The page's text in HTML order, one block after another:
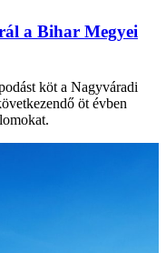
a Bihar Megyei
köt a Nagyváradi
öt évben